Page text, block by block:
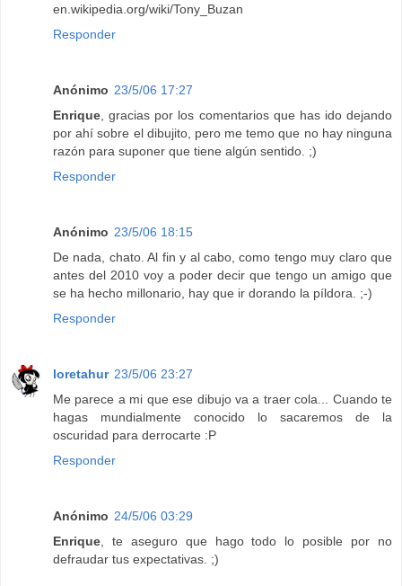
en.wikipedia.org/wiki/Tony_Buzan
Responder
Anónimo 23/5/06 17:27
Enrique , gracias por los comentarios que has ido dejando
por ahí sobre el dibujito, pero me temo que no hay ninguna
razón para suponer que tiene algún sentido. ;)
Responder
Anónimo 23/5/06 18:15
De nada, chato. Al fin y al cabo, como tengo muy claro que
antes del 2010 voy a poder decir que tengo un amigo que
se ha hecho millonario, hay que ir dorando la píldora. ;-)
Responder
loretahur 23/5/06 23:27
Me parece a mi que ese dibujo va a traer cola... Cuando te
hagas mundialmente conocido lo sacaremos de la
oscuridad para derrocarte :P
Responder
Anónimo 24/5/06 03:29
Enrique , te aseguro que hago todo lo posible por no
defraudar tus expectativas. ;)